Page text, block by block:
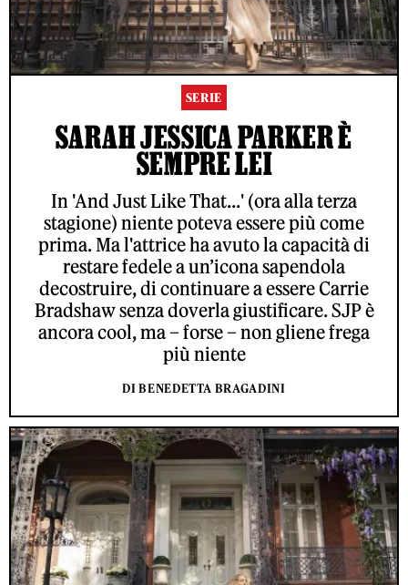
SERIE
SARAH JESSICA PARKER È
SEMPRE LEI
In 'And Just Like That...' (ora alla terza
stagione) niente poteva essere più come
prima. Ma l'attrice ha avuto la capacità di
restare fedele a un’icona sapendola
decostruire, di continuare a essere Carrie
Bradshaw senza doverla giustificare. SJP è
ancora cool, ma – forse – non gliene frega
più niente
DI BENEDETTA BRAGADINI